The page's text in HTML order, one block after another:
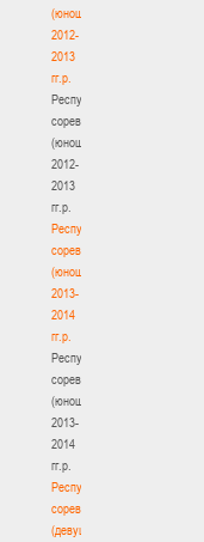
(юноши)
2012-
2013
гг.р.
Республиканские
соревнования
(юноши)
2012-
2013
гг.р.
Республиканские
соревнования
(юноши)
2013-
2014
гг.р.
Республиканские
соревнования
(юноши)
2013-
2014
гг.р.
Республиканские
соревнования
(девушки)